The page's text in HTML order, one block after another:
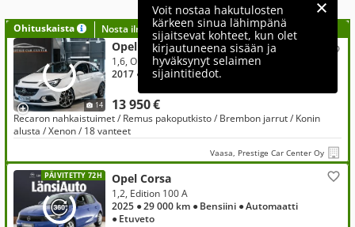
Voit nostaa hakutulosten
kärkeen sinua lähimpänä
sijaitsevat kohteet, kun olet
kirjautuneena sisään ja
hyväksynyt selaimen
sijaintitiedot.
Ohituskaista Nosta ilmoituksesi tähän?
14
Opel Corsa
13 950 €
1,6, OPC 1,6 Turbo 152kW MT6 Suomi-auto
2017 ● 94 000 km● Bensiini
Recaron nahkaistuimet / Remus pakoputkisto / Brembon jarrut / Konin
alusta / Xenon / 18 vanteet
Vaasa, Prestige Car Center Oy
PÄIVITETTY 72H Opel Corsa
1,2, Edition 100 A
2025 ● 29 000 km ● Bensiini ● Automaatti
● Etuveto